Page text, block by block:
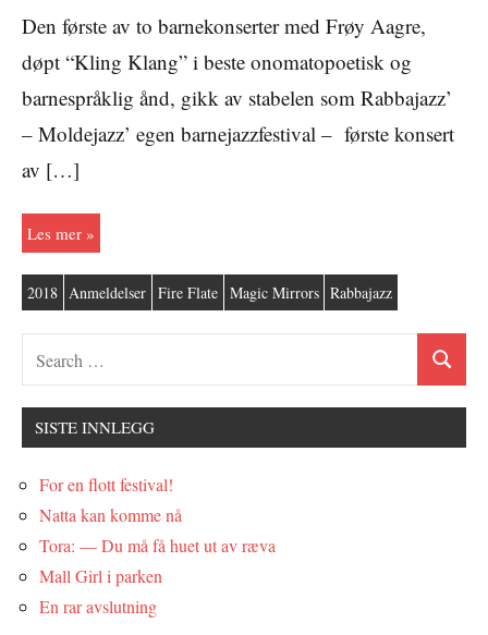
Den første av to barnekonserter med Frøy Aagre,
døpt “Kling Klang” i beste onomatopoetisk og
barnespråklig ånd, gikk av stabelen som Rabbajazz’
– Moldejazz’ egen barnejazzfestival – første konsert
av […]
Les mer
2018 Anmeldelser Fire Flate Magic Mirrors Rabbajazz
SISTE INNLEGG
For en flott festival!
Natta kan komme nå
Tora: — Du må få huet ut av ræva
Mall Girl i parken
En rar avslutning